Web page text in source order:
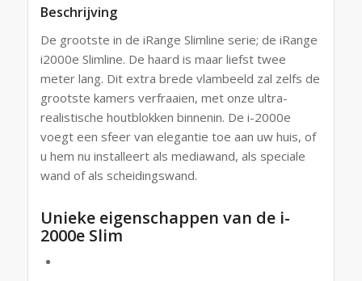
Beschrijving
De grootste in de iRange Slimline serie; de iRange
i2000e Slimline. De haard is maar liefst twee
meter lang. Dit extra brede vlambeeld zal zelfs de
grootste kamers verfraaien, met onze ultra-
realistische houtblokken binnenin. De i-2000e
voegt een sfeer van elegantie toe aan uw huis, of
u hem nu installeert als mediawand, als speciale
wand of als scheidingswand.
Unieke eigenschappen van de i-
2000e Slim